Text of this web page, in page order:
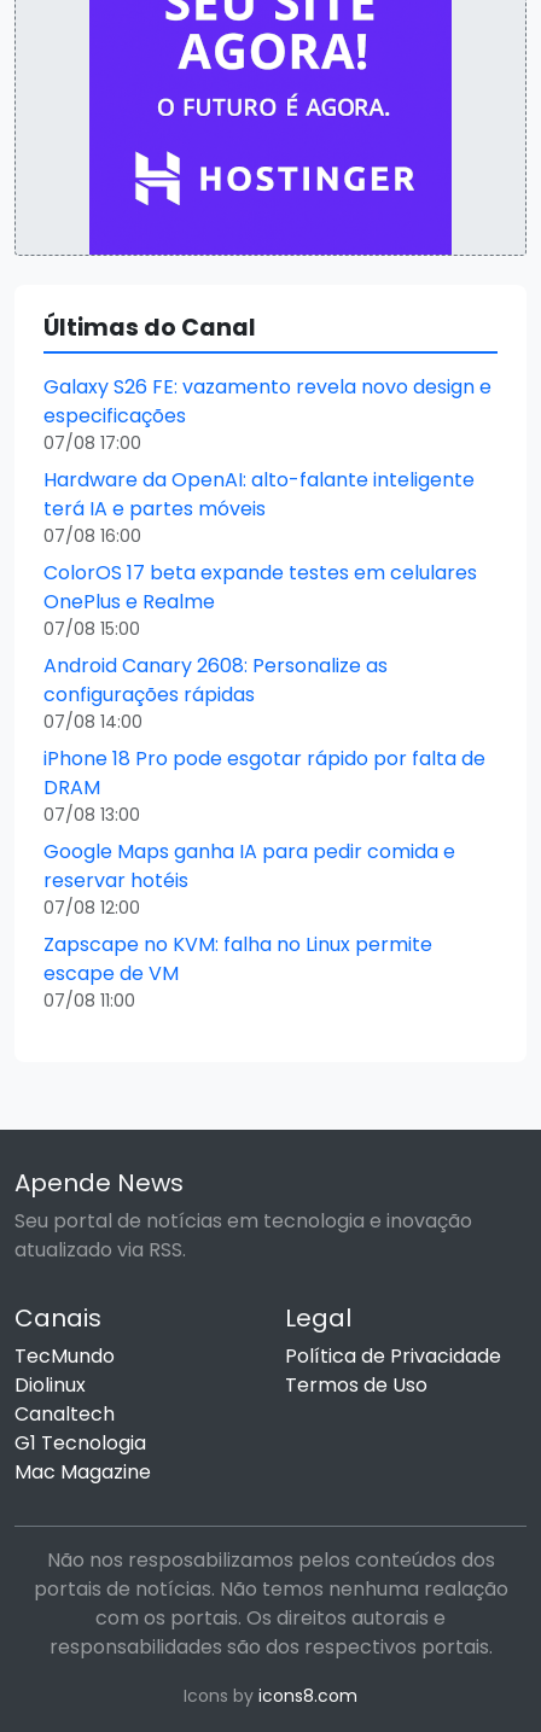
Últimas do Canal
Galaxy S26 FE: vazamento revela novo design e
especificações
07/08 17:00
Hardware da OpenAI: alto-falante inteligente
terá IA e partes móveis
07/08 16:00
ColorOS 17 beta expande testes em celulares
OnePlus e Realme
07/08 15:00
Android Canary 2608: Personalize as
configurações rápidas
07/08 14:00
iPhone 18 Pro pode esgotar rápido por falta de
DRAM
07/08 13:00
Google Maps ganha IA para pedir comida e
reservar hotéis
07/08 12:00
Zapscape no KVM: falha no Linux permite
escape de VM
07/08 11:00
Apende News
Seu portal de notícias em tecnologia e inovação
atualizado via RSS.
Canais
TecMundo
Diolinux
Canaltech
G1 Tecnologia
Mac Magazine
Legal
Política de Privacidade
Termos de Uso
Não nos resposabilizamos pelos conteúdos dos
portais de notícias. Não temos nenhuma realação
com os portais. Os direitos autorais e
responsabilidades são dos respectivos portais.
Icons by icons8.com